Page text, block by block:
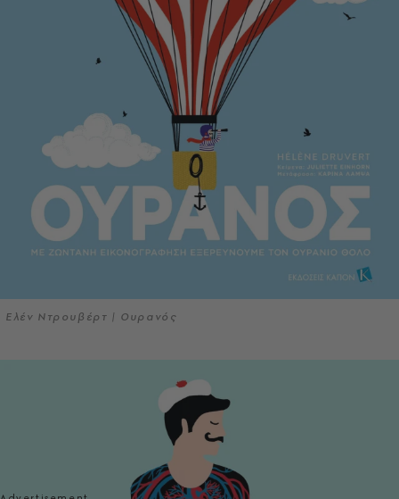
Ελέν Ντρουβέρτ | Ουρανός